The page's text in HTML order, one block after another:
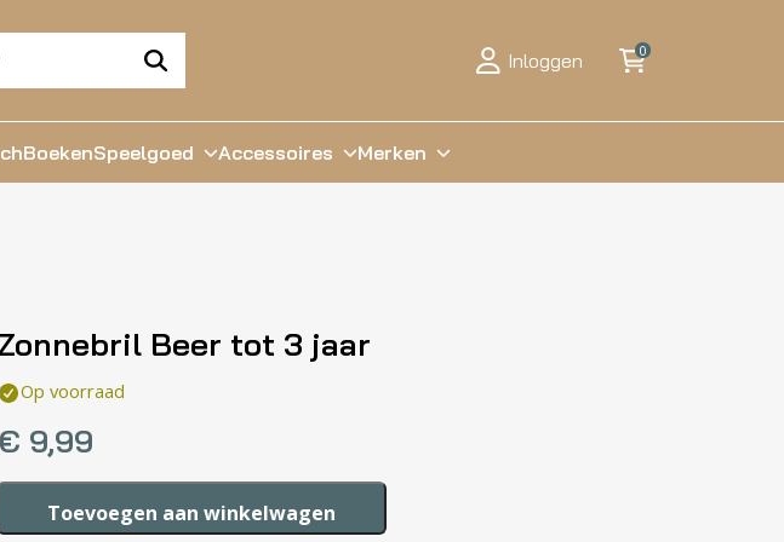
Inloggen 0
BoekenSpeelgoed Accessoires Merken
Beer tot 3 jaar
Op voorraad
9,99
Toevoegen aan winkelwagen